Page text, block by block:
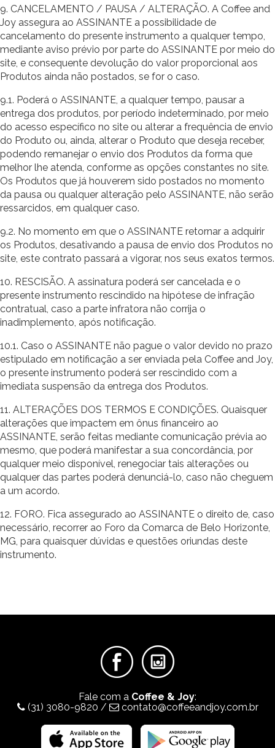
9. CANCELAMENTO / PAUSA / ALTERAÇÃO. A Coffee and
Joy assegura ao ASSINANTE a possibilidade de
cancelamento do presente instrumento a qualquer tempo,
mediante aviso prévio por parte do ASSINANTE por meio do
site, e consequente devolução do valor proporcional aos
Produtos ainda não postados, se for o caso.
9.1. Poderá o ASSINANTE, a qualquer tempo, pausar a
entrega dos produtos, por período indeterminado, por meio
do acesso específico no site ou alterar a frequência de envio
do Produto ou, ainda, alterar o Produto que deseja receber,
podendo remanejar o envio dos Produtos da forma que
melhor lhe atenda, conforme as opções constantes no site.
Os Produtos que já houverem sido postados no momento
da pausa ou qualquer alteração pelo ASSINANTE, não serão
ressarcidos, em qualquer caso.
9.2. No momento em que o ASSINANTE retornar a adquirir
os Produtos, desativando a pausa de envio dos Produtos no
site, este contrato passará a vigorar, nos seus exatos termos.
10. RESCISÃO. A assinatura poderá ser cancelada e o
presente instrumento rescindido na hipótese de infração
contratual, caso a parte infratora não corrija o
inadimplemento, após notificação.
10.1. Caso o ASSINANTE não pague o valor devido no prazo
estipulado em notificação a ser enviada pela Coffee and Joy,
o presente instrumento poderá ser rescindido com a
imediata suspensão da entrega dos Produtos.
11. ALTERAÇÕES DOS TERMOS E CONDIÇÕES. Quaisquer
alterações que impactem em ônus financeiro ao
ASSINANTE, serão feitas mediante comunicação prévia ao
mesmo, que poderá manifestar a sua concordância, por
qualquer meio disponível, renegociar tais alterações ou
qualquer das partes poderá denunciá-lo, caso não cheguem
a um acordo.
12. FORO. Fica assegurado ao ASSINANTE o direito de, caso
necessário, recorrer ao Foro da Comarca de Belo Horizonte,
MG, para quaisquer dúvidas e questões oriundas deste
instrumento.
Fale com a Coffee & Joy:
(31) 3080-9820 / contato@coffeeandjoy.com.br